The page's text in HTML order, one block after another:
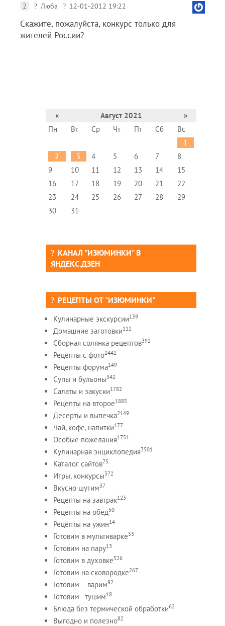
2 Люба 12-01-2012 19:22
Скажите, пожалуйста, конкурс только для
жителей России?
« Август 2021
»
Пн
Вт Ср Чт Пт Сб
Вс
1
2
3 4 5 6 7
8
9
10 11 12 13 14
15
16
17 18 19 20 21
22
23
24 25 26 27 28
29
30
31
КАНАЛ "ИЗЮМИНКИ" В
ЯНДЕКС.ДЗЕН
РЕЦЕПТЫ ОТ "ИЗЮМИНКИ"
Кулинарные экскурсии139
Домашние заготовки112
Сборная солянка рецептов392
Рецепты c фото2441
Рецепты форума149
Супы и бульоны342
Салаты и закуски1782
Рецепты на второе1885
Десерты и выпечка2149
Чай, кофе, напитки177
Особые пожелания1751
Кулинарная энциклопедия3501
Каталог сайтов75
Игры, конкурсы372
Вкусно шутим37
Рецепты на завтрак123
Рецепты на обед50
Рецепты на ужин14
Готовим в мультиварке53
Готовим на пару13
Готовим в духовке526
Готовим на сковородке267
Готовим – варим92
Готовим - тушим18
Блюда без термической обработки62
Выгодно и полезно82